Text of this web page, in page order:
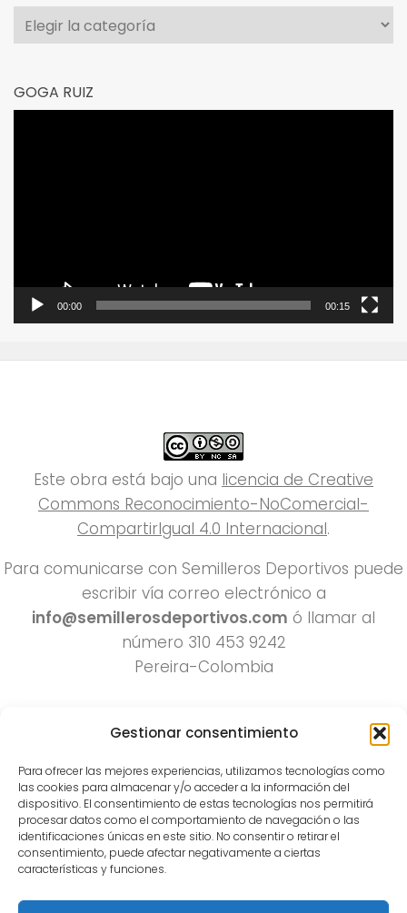
Gestionar consentimiento
Para ofrecer las mejores experiencias, utilizamos tecnologías como
las cookies para almacenar y/o acceder a la información del
dispositivo. El consentimiento de estas tecnologías nos permitirá
procesar datos como el comportamiento de navegación o las
identificaciones únicas en este sitio. No consentir o retirar el
consentimiento, puede afectar negativamente a ciertas
características y funciones.
Categorías
GOGA RUIZ
00:00 00:15
Este obra está bajo una licencia de Creative
Commons Reconocimiento-NoComercial-
CompartirIgual 4.0 Internacional.
Para comunicarse con Semilleros Deportivos puede
escribir vía correo electrónico a
info@semillerosdeportivos.com ó llamar al
número 310 453 9242
Pereira-Colombia
Todos los derechos reservados 2022.
Funciona con - Diseñado con el